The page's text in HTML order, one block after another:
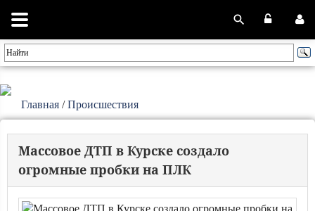
Главная /Происшествия
Массовое ДТП в Курске создало
огромные пробки на ПЛК